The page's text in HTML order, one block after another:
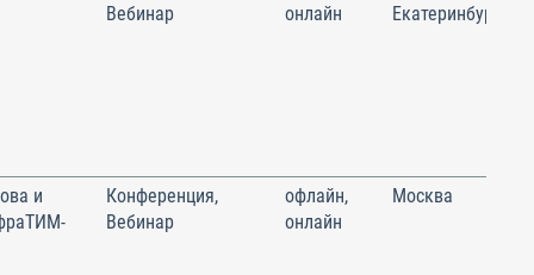
Вебинар онлайн Екатеринбург
и
Конференция,
Вебинар
офлайн,
онлайн
Москва